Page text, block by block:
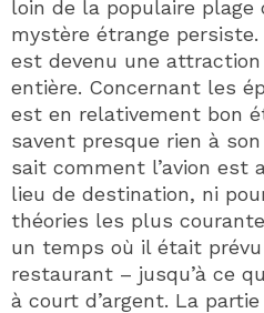
loin de la populaire plage
mystère étrange persiste.
est devenu une
entière. Concernant les
est en relativement bon
savent presque rien à
sait comment l’avion est
lieu de destination, ni
théories les plus
un temps où il était
restaurant – jusqu’à ce
à court d’argent. La